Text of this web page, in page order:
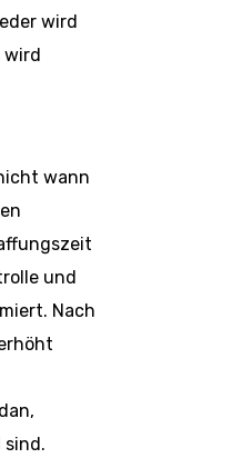
wird
wird
wann
und
Nach
sind.